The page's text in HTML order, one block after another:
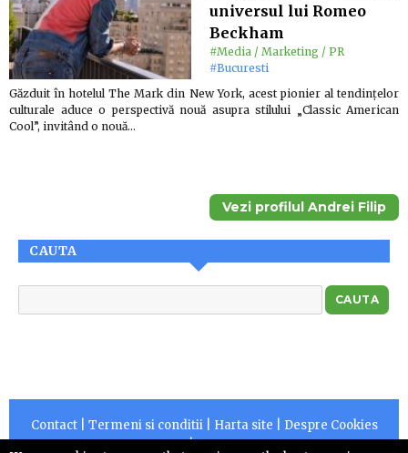
universul lui Romeo
Beckham
#Media / Marketing / PR
#Bucuresti
Găzduit în hotelul The Mark din New York, acest pionier al tendințelor
culturale aduce o perspectivă nouă asupra stilului „Classic American
Cool”, invitând o nouă…
Vezi profilul Andrei Filip
CAUTA
Contact| Termeni si conditii| Harta site
Despre Cookies
|RSS